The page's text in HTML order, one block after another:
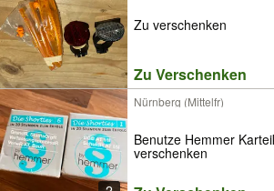
Zu verschenken
Zu Verschenken
Nürnberg (Mittelfr)
Benutze Hemmer
verschenken